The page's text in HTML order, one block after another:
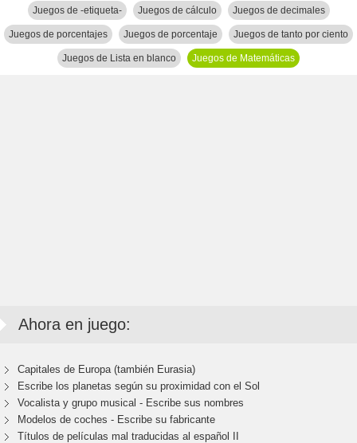
Juegos de -etiqueta- Juegos de cálculo Juegos de decimales
Juegos de porcentajes Juegos de porcentaje Juegos de tanto por ciento
Juegos de Lista en blanco Juegos de Matemáticas
Ahora en juego:
Capitales de Europa (también Eurasia)
Escribe los planetas según su proximidad con el Sol
Vocalista y grupo musical - Escribe sus nombres
Modelos de coches - Escribe su fabricante
Títulos de películas mal traducidas al español II